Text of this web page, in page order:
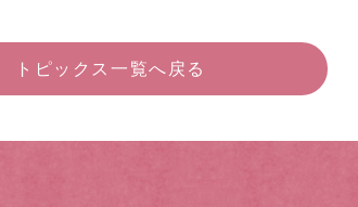
トピックス一覧へ戻る